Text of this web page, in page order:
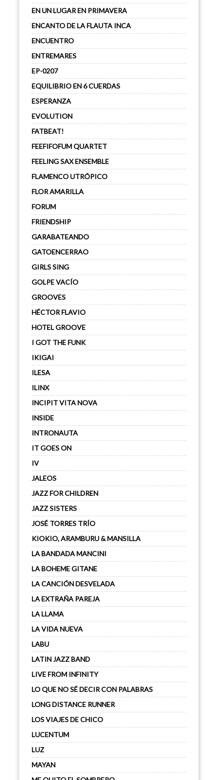
EN UN LUGAR EN PRIMAVERA
ENCANTO DE LA FLAUTA INCA
ENCUENTRO
ENTREMARES
EP-0207
EQUILIBRIO EN 6 CUERDAS
ESPERANZA
EVOLUTION
FATBEAT!
FEEFIFOFUM QUARTET
FEELING SAX ENSEMBLE
FLAMENCO UTRÓPICO
FLOR AMARILLA
FORUM
FRIENDSHIP
GARABATEANDO
GATOENCERRAO
GIRLS SING
GOLPE VACÍO
GROOVES
HÉCTOR FLAVIO
HOTEL GROOVE
I GOT THE FUNK
IKIGAI
ILESA
ILINX
INCIPIT VITA NOVA
INSIDE
INTRONAUTA
IT GOES ON
IV
JALEOS
JAZZ FOR CHILDREN
JAZZ SISTERS
JOSÉ TORRES TRÍO
KIOKIO, ARAMBURU & MANSILLA
LA BANDADA MANCINI
LA BOHEME GITANE
LA CANCIÓN DESVELADA
LA EXTRAÑA PAREJA
LA LLAMA
LA VIDA NUEVA
LABU
LATIN JAZZ BAND
LIVE FROM INFINITY
LO QUE NO SÉ DECIR CON PALABRAS
LONG DISTANCE RUNNER
LOS VIAJES DE CHICO
LUCENTUM
LUZ
MAYAN